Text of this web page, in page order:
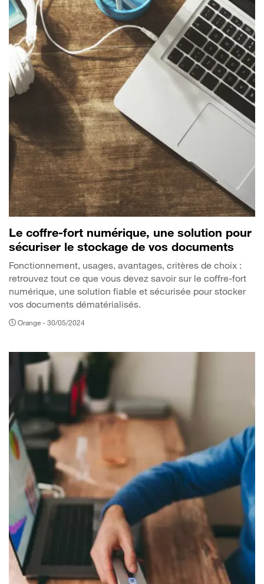
Le coffre-fort numérique, une solution pour
sécuriser le stockage de vos documents
Fonctionnement, usages, avantages, critères de choix :
retrouvez tout ce que vous devez savoir sur le coffre-fort
numérique, une solution fiable et sécurisée pour stocker
vos documents dématérialisés.
Orange - 30/05/2024